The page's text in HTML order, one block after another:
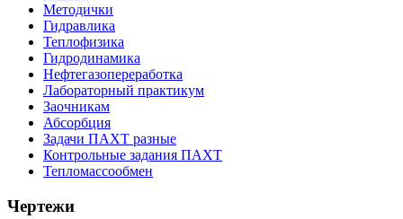
Методички
Гидравлика
Теплофизика
Гидродинамика
Нефтегазопереработка
Лабораторный практикум
Заочникам
Абсорбция
Задачи ПАХТ разные
Контрольные задания ПАХТ
Тепломассообмен
Чертежи